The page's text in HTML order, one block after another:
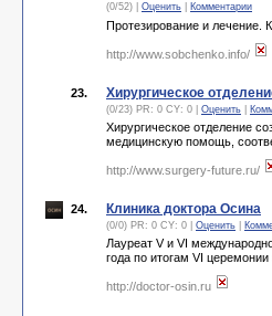
(0/52) | Оценить Комментарии
Протезирование и лечение.
http://www.sobchenko.info/
23. Хирургическое
(0/23) PR: 0 CY: 0 | Оценить
Хирургическое отделение
медицинскую помощь,
http://www.surgery-future.ru/
24. Клиника доктора Осина
(0/0) PR: 0 CY: 0 | Оценить
Лауреат V и VI
года по итогам VI церемонии
http://doctor-osin.ru